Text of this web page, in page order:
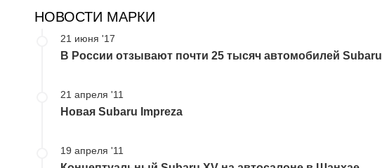
НОВОСТИ МАРКИ
21 июня '17
В России отзывают почти 25 тысяч автомобилей Subaru
21 апреля '11
Новая Subaru Impreza
19 апреля '11